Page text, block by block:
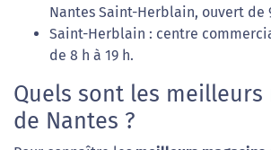
Nantes Saint-Herblain, ouvert de
Saint-Herblain : centre
de 8 h à 19 h.
Quels sont les meilleurs
de Nantes ?